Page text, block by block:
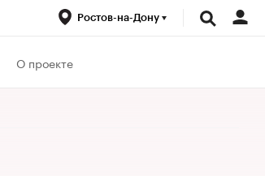
Ростов-на-Дону
О проекте